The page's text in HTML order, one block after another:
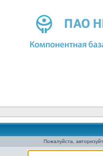
Пожалуйста,